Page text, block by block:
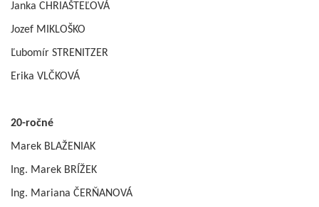
Janka CHRIAŠTEĽOVÁ
Jozef MIKLOŠKO
Ľubomír STRENITZER
Erika VLČKOVÁ
20-ročné
Marek BLAŽENIAK
Ing. Marek BRÍŽEK
Ing. Mariana ČERŇANOVÁ